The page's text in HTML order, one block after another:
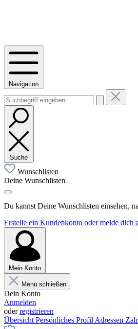
Navigation
Suche
Wunschlisten
Deine Wunschlisten
Du kannst Deine Wunschlisten einsehen,
Erstelle ein Kundenkonto oder melde dich
Mein Konto
Menü schließen
Dein Konto
Anmelden
oderregistrieren
Übersicht Persönliches Profil Adressen